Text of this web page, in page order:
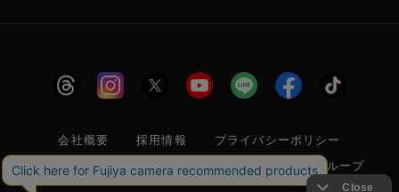
会社概要 採用情報
プライバシーポリシー
特定商取引に関する法律に基づく表示
フジヤグループ